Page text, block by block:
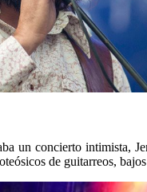
un concierto intimista,
de guitarreos,